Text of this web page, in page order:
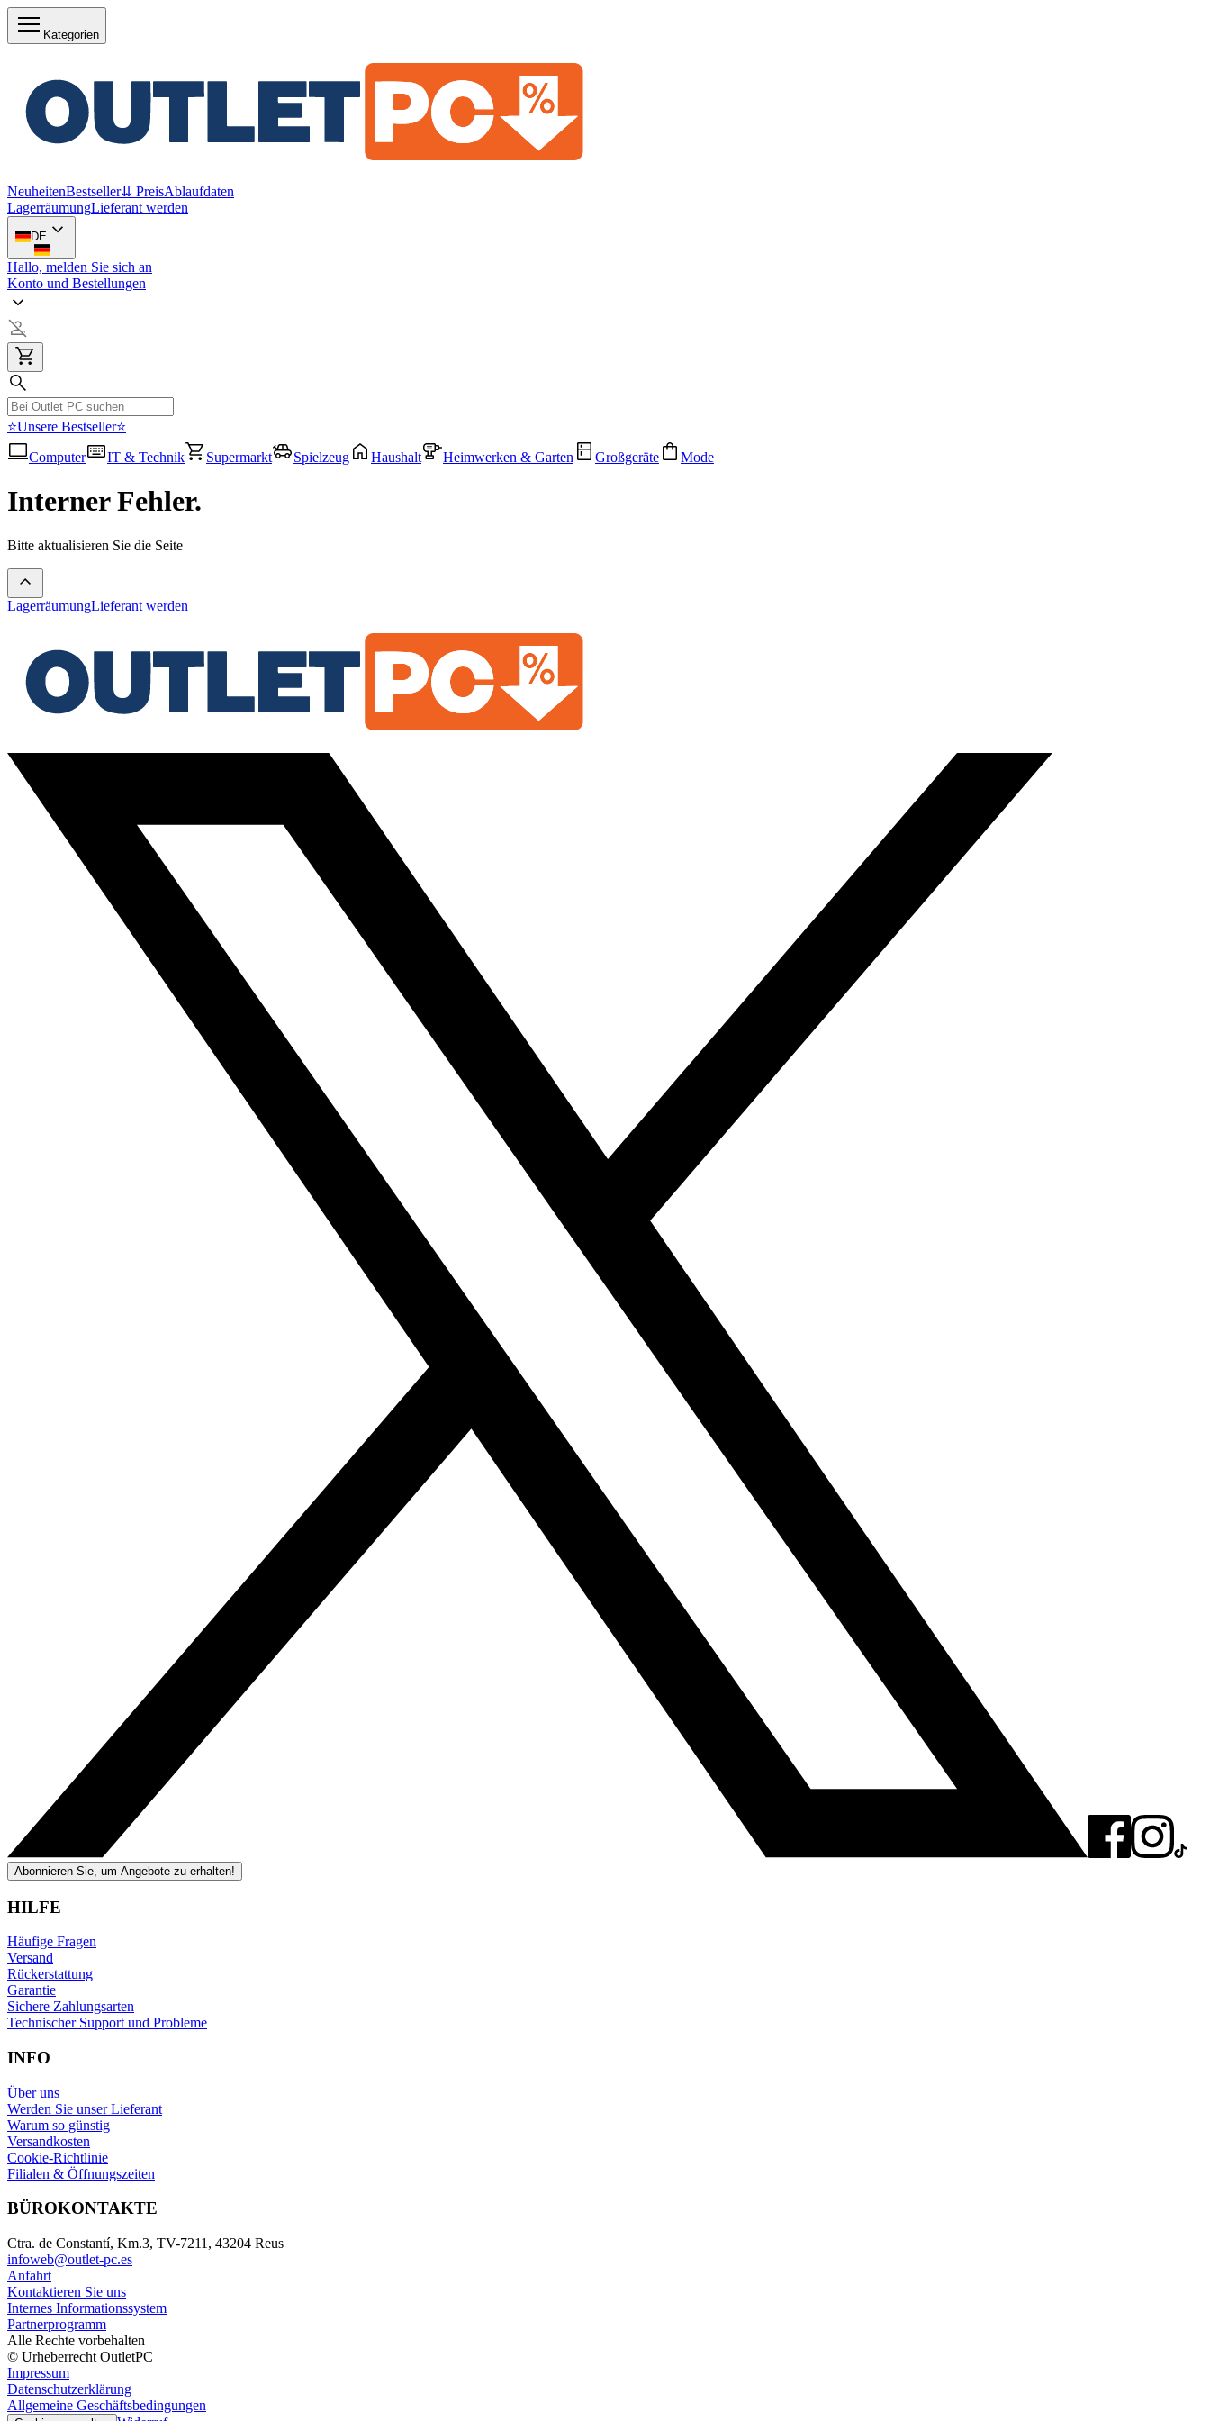
Kategorien
NeuheitenBestseller⇊ PreisAblaufdaten
LagerräumungLieferant werden
DE
Hallo, melden Sie sich an
Konto und Bestellungen
⭐Unsere Bestseller⭐
Computer
IT & Technik Supermarkt Spielzeug Haushalt Heimwerken & Garten Großgeräte Mode
Interner Fehler.
Bitte aktualisieren Sie die Seite
LagerräumungLieferant werden
Abonnieren Sie, um Angebote zu erhalten!
HILFE
Häufige Fragen
Versand
Rückerstattung
Garantie
Sichere Zahlungsarten
Technischer Support und Probleme
INFO
Über uns
Werden Sie unser Lieferant
Warum so günstig
Versandkosten
Cookie-Richtlinie
Filialen & Öffnungszeiten
BÜROKONTAKTE
Ctra. de Constantí, Km.3, TV-7211, 43204 Reus
infoweb@outlet-pc.es
Anfahrt
Kontaktieren Sie uns
Internes Informationssystem
Partnerprogramm
Alle Rechte vorbehalten
© Urheberrecht OutletPC
Impressum
Datenschutzerklärung
Allgemeine Geschäftsbedingungen